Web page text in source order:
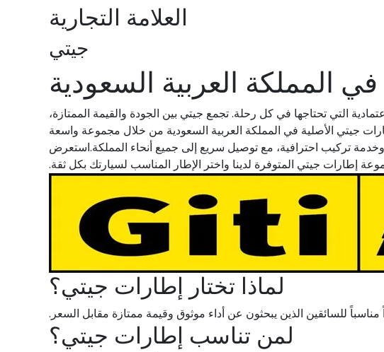
العلامة التجارية
جيتي
المملكة العربية السعودية
التي تحتاجها في كل رحلة. تجمع جيتي بين الجودة والقيمة الممتازة،
جيتي الأصلية في المملكة العربية السعودية من خلال مجموعة واسعة
تركيب احترافية، مع توصيل سريع إلى جميع أنحاء المملكة.استعرض
إطارات جيتي المتوفرة لدينا واختر الإطار المناسب لسيارتك بكل ثقة.
لماذا تختار إطارات جيتي؟
مناسباً للسائقين الذين يبحثون عن أداء موثوق وقيمة ممتازة مقابل السعر.
لمن تناسب إطارات جيتي؟